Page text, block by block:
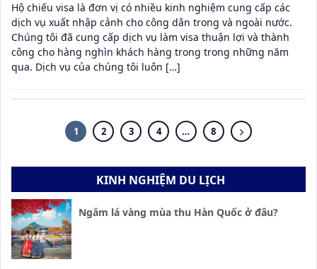
Hộ chiếu visa là đơn vị có nhiều kinh nghiệm cung cấp các
dịch vụ xuất nhập cảnh cho công dân trong và ngoài nước.
Chúng tôi đã cung cấp dịch vụ làm visa thuận lợi và thành
công cho hàng nghìn khách hàng trong trong những năm
qua. Dịch vụ của chúng tôi luôn […]
1 2 3 4 … 8
KINH NGHIỆM DU LỊCH
Ngắm lá vàng mùa thu Hàn Quốc ở đâu?